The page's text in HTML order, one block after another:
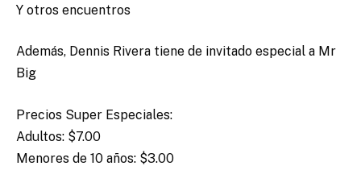
Y otros encuentros
Además, Dennis Rivera tiene de invitado especial a Mr
Big
Precios Super Especiales:
Adultos: $7.00
Menores de 10 años: $3.00